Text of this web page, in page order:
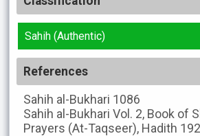
Sahih (Authentic)
References
Sahih al-Bukhari 1086
Sahih al-Bukhari Vol. 2, Book of
Prayers (At-Taqseer), Hadith 192